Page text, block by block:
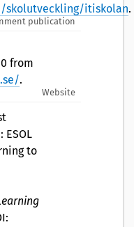
skolutveckling/itiskolan.
publication
from
.
Website
ESOL
to